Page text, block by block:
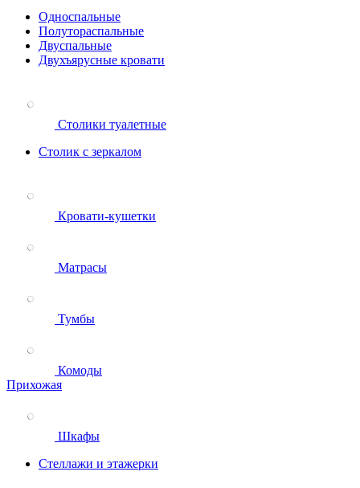
Односпальные
Полутораспальные
Двуспальные
Двухъярусные кровати
Столики туалетные
Столик с зеркалом
Кровати-кушетки
Матрасы
Тумбы
Комоды
Прихожая
Шкафы
Стеллажи и этажерки